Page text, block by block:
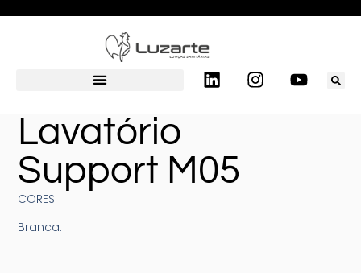
Lavatório
Support M05
CORES
Branca.